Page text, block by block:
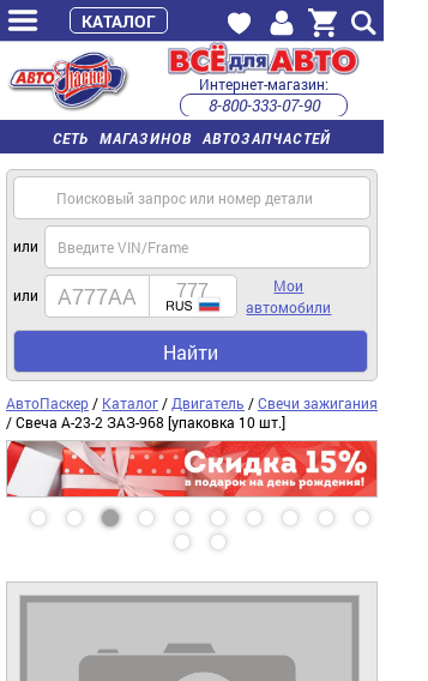
СЕТЬ МАГАЗИНОВ АВТОЗАПЧАСТЕЙ
Интернет-магазин:
8-800-333-07-90
часы работы с 9:00 до 22:00 (пн-пт)
или
или
Мои
автомобили
Найти
АвтоПаскер / Каталог / Двигатель /Свечи зажигания
/ Свеча А-23-2 ЗАЗ-968 [упаковка 10 шт.]
КАТАЛОГ